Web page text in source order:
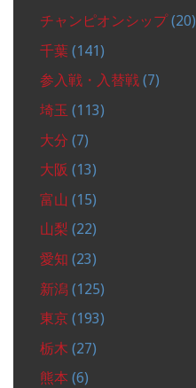
チャンピオンシップ(20)
千葉 (141)
参入戦・入替戦 (7)
埼玉 (113)
大分 (7)
大阪 (13)
富山 (15)
山梨 (22)
愛知 (23)
新潟 (125)
東京 (193)
栃木 (27)
熊本 (6)